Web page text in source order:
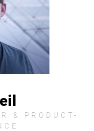
& PRODUCT-